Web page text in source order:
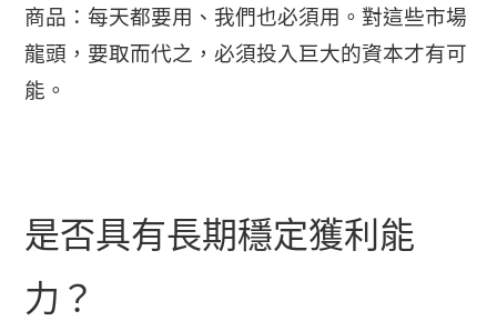
商品：每天都要用、我們也必須用。對這些市場
龍頭，要取而代之，必須投入巨大的資本才有可
能。
是否具有長期穩定獲利能
力？